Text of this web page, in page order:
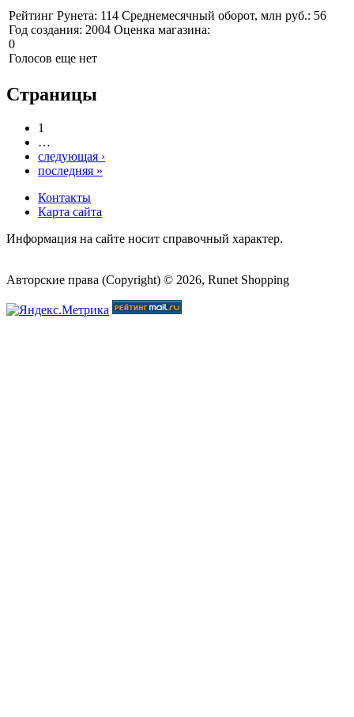
Рейтинг Рунета: 114 Среднемесячный оборот, млн руб.: 56
Год создания: 2004 Оценка магазина:
0
Голосов еще нет
Страницы
1
…
следующая ›
последняя »
Контакты
Карта сайта
Информация на сайте носит справочный характер.
Авторские права (Copyright) © 2026, Runet Shopping